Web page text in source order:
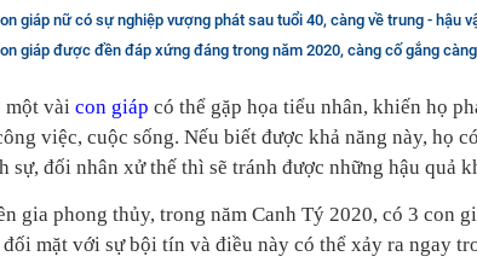
giáp nữ có sự nghiệp vượng phát sau tuổi 40, càng về trung - hậu vận cuộc
giáp được đền đáp xứng đáng trong năm 2020, càng cố gắng
một vài con giáp có thể gặp họa tiểu nhân, khiến họ
việc, cuộc sống. Nếu biết được khả năng này, họ
sự, đối nhân xử thế thì sẽ tránh được những hậu quả
gia phong thủy, trong năm Canh Tý 2020, có 3 con
mặt với sự bội tín và điều này có thể xảy ra ngay